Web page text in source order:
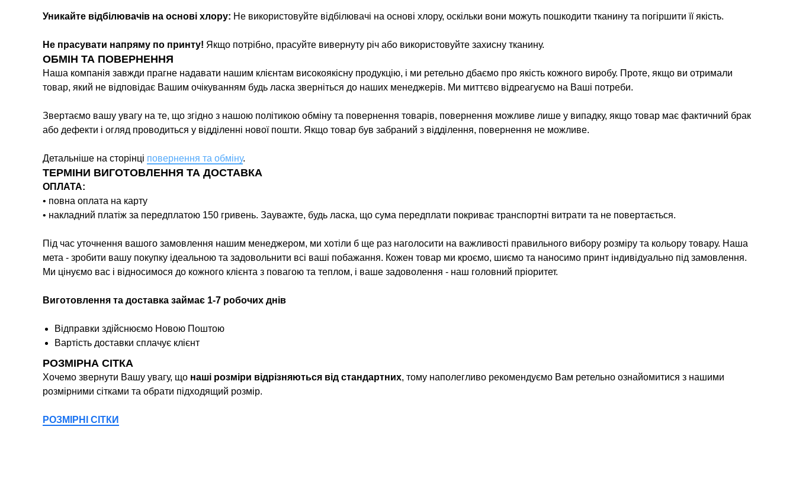
Уникайте відбілювачів на основі хлору: Не використовуйте відбілювачі на основі хлору, оскільки вони можуть пошкодити тканину та погіршити її якість.
Не прасувати напряму по принту! Якщо потрібно, прасуйте вивернуту річ або використовуйте захисну тканину.
ОБМІН ТА ПОВЕРНЕННЯ
Наша компанія завжди прагне надавати нашим клієнтам високоякісну продукцію, і ми ретельно дбаємо про якість кожного виробу. Проте, якщо ви отримали
товар, який не відповідає Вашим очікуванням будь ласка зверніться до наших менеджерів. Ми миттєво відреагуємо на Ваші потреби.
Звертаємо вашу увагу на те, що згідно з нашою політикою обміну та повернення товарів, повернення можливе лише у випадку, якщо товар має фактичний брак
або дефекти і огляд проводиться у відділенні нової пошти. Якщо товар був забраний з відділення, повернення не можливе.
Детальніше на сторінці повернення та обміну.
ТЕРМІНИ ВИГОТОВЛЕННЯ ТА ДОСТАВКА
ОПЛАТА:
• повна оплата на карту
• накладний платіж за передплатою 150 гривень. Зауважте, будь ласка, що сума передплати покриває транспортні витрати та не повертається.
Під час уточнення вашого замовлення нашим менеджером, ми хотіли б ще раз наголосити на важливості правильного вибору розміру та кольору товару. Наша
мета - зробити вашу покупку ідеальною та задовольнити всі ваші побажання. Кожен товар ми кроємо, шиємо та наносимо принт індивідуально під замовлення.
Ми цінуємо вас і відносимося до кожного клієнта з повагою та теплом, і ваше задоволення - наш головний пріоритет.
Виготовлення та доставка займає 1-7 робочих днів
Відправки здійснюємо Новою Поштою
Вартість доставки сплачує клієнт
РОЗМІРНА СІТКА
Хочемо звернути Вашу увагу, що наші розміри відрізняються від стандартних, тому наполегливо рекомендуємо Вам ретельно ознайомитися з нашими
розмірними сітками та обрати підходящий розмір.
РОЗМІРНІ СІТКИ